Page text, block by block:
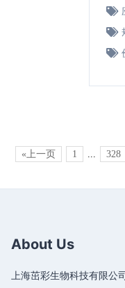
«上一页 1 ... 328
About Us
上海茁彩生物科技有限